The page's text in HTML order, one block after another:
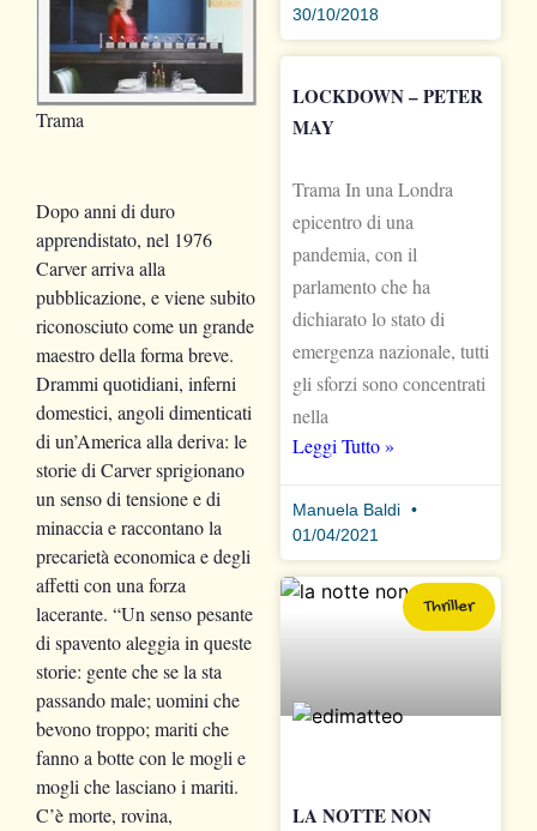
Trama
Dopo anni di duro
apprendistato, nel 1976
Carver arriva alla
pubblicazione, e viene subito
riconosciuto come un grande
maestro della forma breve.
Drammi quotidiani, inferni
domestici, angoli dimenticati
di un’America alla deriva: le
storie di Carver sprigionano
un senso di tensione e di
minaccia e raccontano la
precarietà economica e degli
affetti con una forza
lacerante. “Un senso pesante
di spavento aleggia in queste
storie: gente che se la sta
passando male; uomini che
bevono troppo; mariti che
fanno a botte con le mogli e
mogli che lasciano i mariti.
C’è morte, rovina,
30/10/2018
LOCKDOWN – PETER
MAY
Trama In una Londra
epicentro di una
pandemia, con il
parlamento che ha
dichiarato lo stato di
emergenza nazionale, tutti
gli sforzi sono concentrati
nella
Leggi Tutto »
Manuela Baldi
01/04/2021
Thriller
LA NOTTE NON